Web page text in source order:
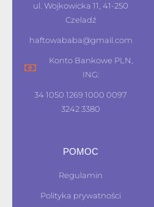
ul. Wojkowicka 11, 41-250
Czeladź
haftowababa@gmail.com
Konto Bankowe PLN,
ING:
34 1050 1269 1000 0097
3242 3380
POMOC
Regulamin
Polityka prywatności